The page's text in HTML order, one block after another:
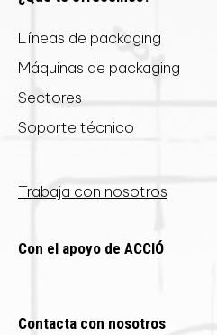
Líneas de packaging
Máquinas de packaging
Sectores
Soporte técnico
Trabaja con nosotros
Con el apoyo de ACCIÓ
Contacta con nosotros